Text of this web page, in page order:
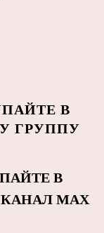
В
ГРУППУ
В
MAX